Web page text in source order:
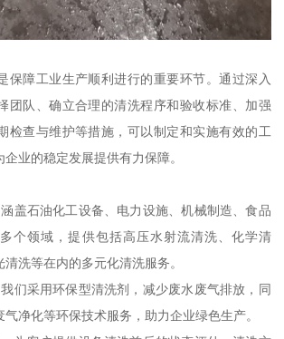
保障工业生产顺利进行的重要环节。通过深入
团队、确立合理的清洗程序和验收标准、加强
检查与维护等措施，可以制定和实施有效的工
业的稳定发展提供有力保障。
盖石油化工设备、电力设施、机械制造、食品
个领域，提供包括高压水射流清洗、化学清
洗等在内的多元化清洗服务。
们采用环保型清洗剂，减少废水废气排放，同
净化等环保技术服务，助力企业绿色生产。